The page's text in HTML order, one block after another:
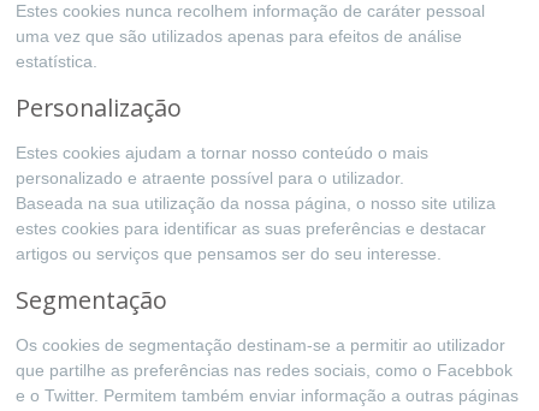
Estes cookies nunca recolhem informação de caráter pessoal
uma vez que são utilizados apenas para efeitos de análise
estatística.
Personalização
Estes cookies ajudam a tornar nosso conteúdo o mais
personalizado e atraente possível para o utilizador.
Baseada na sua utilização da nossa página, o nosso site utiliza
estes cookies para identificar as suas preferências e destacar
artigos ou serviços que pensamos ser do seu interesse.
Segmentação
Os cookies de segmentação destinam-se a permitir ao utilizador
que partilhe as preferências nas redes sociais, como o Facebbok
e o Twitter. Permitem também enviar informação a outras páginas